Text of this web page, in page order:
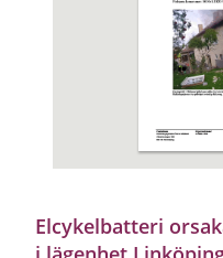
Elcykelbatteri